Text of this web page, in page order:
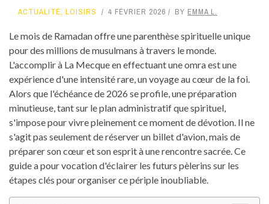
ACTUALITÉ, LOISIRS 4 FÉVRIER 2026 BY EMMA L.
Le mois de Ramadan offre une parenthèse spirituelle unique
pour des millions de musulmans à travers le monde.
L'accomplir à La Mecque en effectuant une omra est une
expérience d'une intensité rare, un voyage au cœur de la foi.
Alors que l'échéance de 2026 se profile, une préparation
minutieuse, tant sur le plan administratif que spirituel,
s'impose pour vivre pleinement ce moment de dévotion. Il ne
s'agit pas seulement de réserver un billet d'avion, mais de
préparer son cœur et son esprit à une rencontre sacrée. Ce
guide a pour vocation d'éclairer les futurs pèlerins sur les
étapes clés pour organiser ce périple inoubliable.